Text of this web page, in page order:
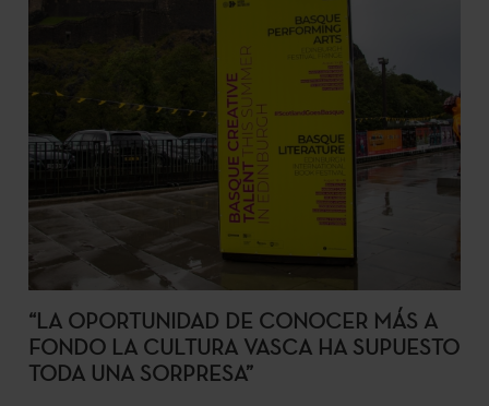
“LA OPORTUNIDAD DE CONOCER MÁS A
FONDO LA CULTURA VASCA HA SUPUESTO
TODA UNA SORPRESA”